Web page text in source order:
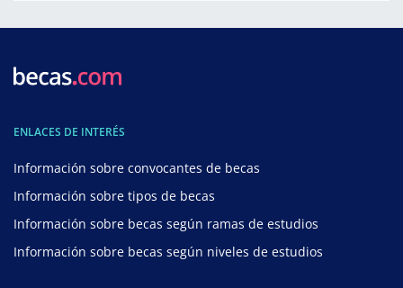
ENLACES DE INTERÉS
Información sobre convocantes de becas
Información sobre tipos de becas
Información sobre becas según ramas de estudios
Información sobre becas según niveles de estudios